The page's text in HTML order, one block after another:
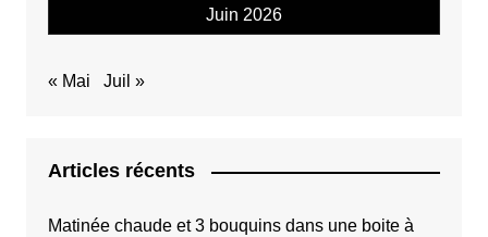
Juin 2026
« Mai Juil »
Articles récents
Matinée chaude et 3 bouquins dans une boite à